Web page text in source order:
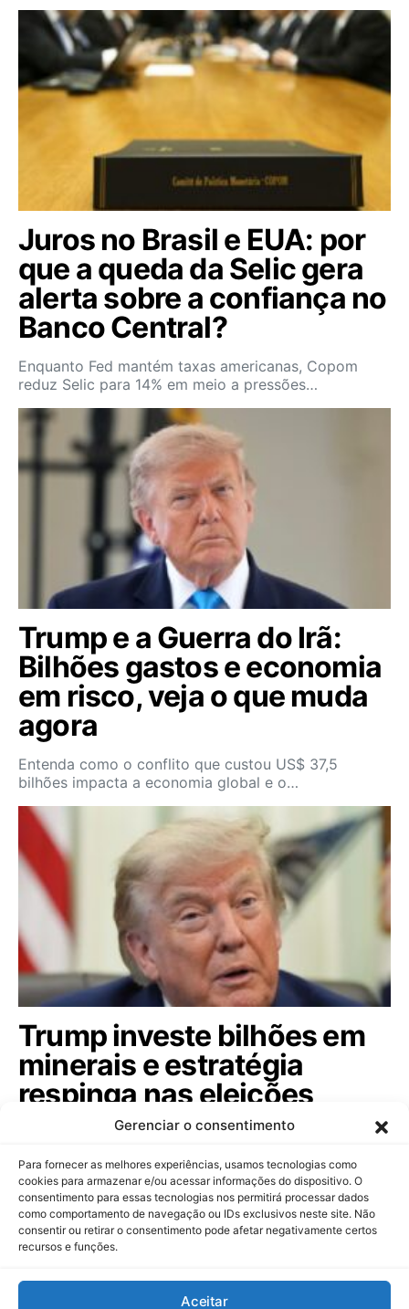
Gerenciar o consentimento
Para fornecer as melhores experiências, usamos tecnologias como
cookies para armazenar e/ou acessar informações do dispositivo. O
consentimento para essas tecnologias nos permitirá processar dados
como comportamento de navegação ou IDs exclusivos neste site. Não
consentir ou retirar o consentimento pode afetar negativamente certos
recursos e funções.
Aceitar
Juros no Brasil e EUA: por
que a queda da Selic gera
alerta sobre a confiança no
Banco Central?
Enquanto Fed mantém taxas americanas, Copom
reduz Selic para 14% em meio a pressões…
Trump e a Guerra do Irã:
Bilhões gastos e economia
em risco, veja o que muda
agora
Entenda como o conflito que custou US$ 37,5
bilhões impacta a economia global e o…
Trump investe bilhões em
minerais e estratégia
respinga nas eleições
brasileiras; veja
Com aporte de US$ 3 bilhões em mineração de
minerais críticos, governo americano busca…
Dinheiropédia